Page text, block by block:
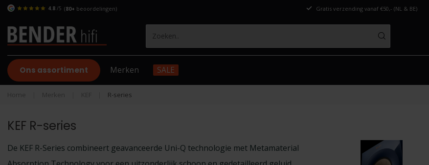
4.8 /5 (80+ beoordelingen) Gratis verzending vanaf €50,- (NL & BE)
Ons assortiment Merken SALE
Home Merken KEF R-series
KEF R-series
De KEF R-Series combineert geavanceerde Uni-Q technologie met Metamaterial